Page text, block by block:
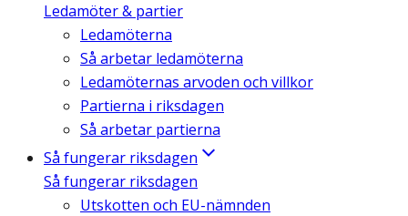
Ledamöter & partier
Ledamöterna
Så arbetar ledamöterna
Ledamöternas arvoden och villkor
Partierna i riksdagen
Så arbetar partierna
Så fungerar riksdagen
Så fungerar riksdagen
Utskotten och EU-nämnden